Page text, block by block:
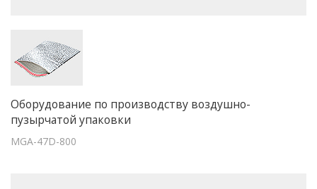
Оборудование по производству воздушно-
пузырчатой упаковки
MGA-47D-800